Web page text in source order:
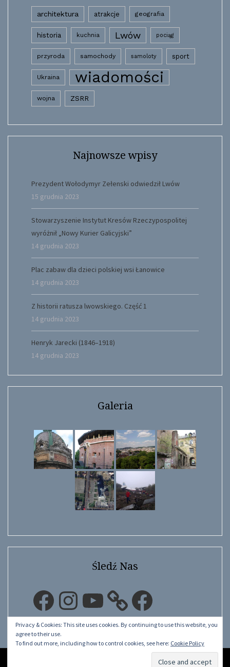
architektura atrakcje geografia
historia kuchnia Lwów pociąg
przyroda samochody samoloty sport
Ukraina wiadomości
wojna ZSRR
Najnowsze wpisy
Prezydent Wołodymyr Zełenski odwiedził Lwów
15 grudnia 2023
Stowarzyszenie Instytut Kresów Rzeczypospolitej
wyróżnił „Nowy Kurier Galicyjski”
14 grudnia 2023
Plac zabaw dla dzieci polskiej wsi Łanowice
14 grudnia 2023
Z historii ratusza lwowskiego. Część 1
14 grudnia 2023
Henryk Jarecki (1846–1918)
14 grudnia 2023
Galeria
Śledź Nas
FacebookInstagramYouTube Facebook
Privacy & Cookies: This site uses cookies. By continuing to use this website, you
agree to their use.
To find out more, including how to control cookies, see here: Cookie Policy